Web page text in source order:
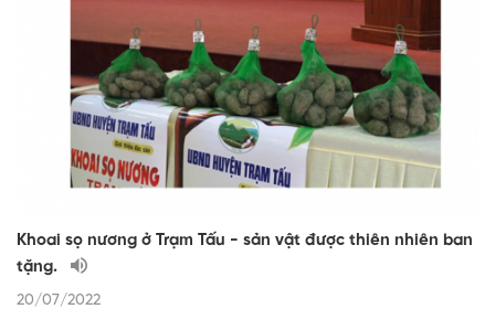
Khoai sọ nương ở Trạm Tấu - sản vật được thiên nhiên ban
tặng.
20/07/2022